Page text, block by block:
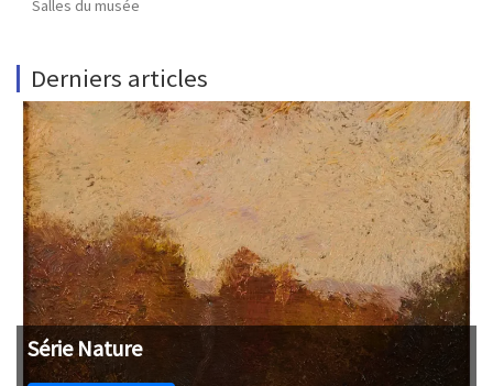
Salles du musée
Derniers articles
Série Nature